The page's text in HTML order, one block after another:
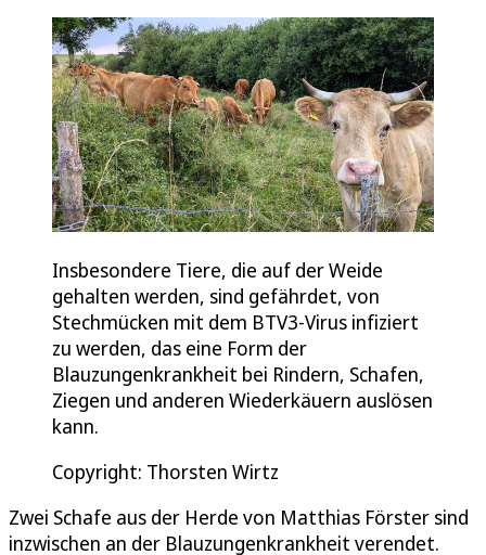
Insbesondere Tiere, die auf der Weide
gehalten werden, sind gefährdet, von
Stechmücken mit dem BTV3-Virus infiziert
zu werden, das eine Form der
Blauzungenkrankheit bei Rindern, Schafen,
Ziegen und anderen Wiederkäuern auslösen
kann.
Copyright: Thorsten Wirtz
Zwei Schafe aus der Herde von Matthias Förster sind
inzwischen an der Blauzungenkrankheit verendet.